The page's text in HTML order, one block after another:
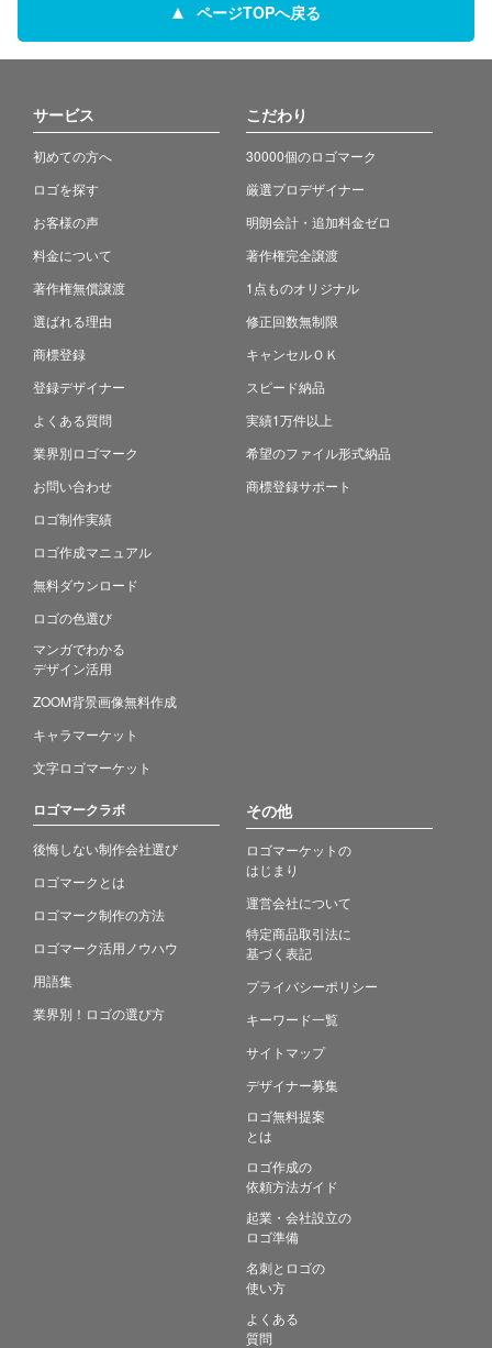
ページTOPへ戻る
サービス
初めての方へ
ロゴを探す
お客様の声
料金について
著作権無償譲渡
選ばれる理由
商標登録
登録デザイナー
よくある質問
業界別ロゴマーク
お問い合わせ
ロゴ制作実績
ロゴ作成マニュアル
無料ダウンロード
ロゴの色選び
マンガでわかる
デザイン活用
ZOOM背景画像無料作成
キャラマーケット
文字ロゴマーケット
こだわり
30000個のロゴマーク
厳選プロデザイナー
明朗会計・追加料金ゼロ
著作権完全譲渡
1点ものオリジナル
修正回数無制限
キャンセルＯＫ
スピード納品
実績1万件以上
希望のファイル形式納品
商標登録サポート
ロゴマークラボ
後悔しない制作会社選び
ロゴマークとは
ロゴマーク制作の方法
ロゴマーク活用ノウハウ
用語集
業界別！ロゴの選び方
その他
ロゴマーケットの
はじまり
運営会社について
特定商品取引法に
基づく表記
プライバシーポリシー
キーワード一覧
サイトマップ
デザイナー募集
ロゴ無料提案
とは
ロゴ作成の
依頼方法ガイド
起業・会社設立の
ロゴ準備
名刺とロゴの
使い方
よくある
質問